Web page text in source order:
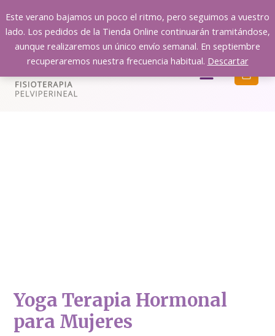
Este verano bajamos un poco el ritmo, pero seguimos a vuestro
lado. Los pedidos de la Tienda Online continuarán tramitándose,
aunque realizaremos un único envío semanal. En septiembre
recuperaremos nuestra frecuencia habitual. Descartar
contenido
Menú
Yoga Terapia Hormonal
para Mujeres